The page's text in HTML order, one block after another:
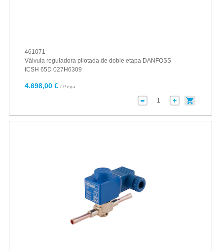
461071
Válvula reguladora pilotada de doble etapa DANFOSS
ICSH 65D 027H6309
4.698,00 € / Peça